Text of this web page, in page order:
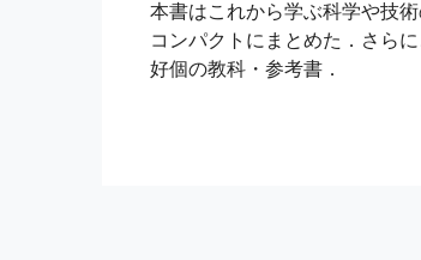
本書はこれから学ぶ科学や技
コンパクトにまとめた．さら
好個の教科・参考書．